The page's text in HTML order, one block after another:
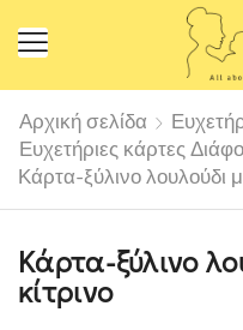
Αρχική σελίδα
Ευχετήριες κάρτες
Κάρτα-ξύλινο λουλούδι
Κάρτα-ξύλινο
κίτρινο